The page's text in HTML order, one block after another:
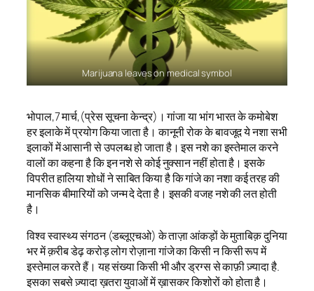
Marijuana leaves on medical symbol
भोपाल,7 मार्च,(प्रेस सूचना केन्द्र)। गांजा या भांग भारत के कमोबेश
हर इलाके में प्रयोग किया जाता है। कानूनी रोक के बावजूद ये नशा सभी
इलाकों में आसानी से उपलब्ध हो जाता है। इस नशे का इस्तेमाल करने
वालों का कहना है कि इन नशे से कोई नुक्सान नहीं होता है। इसके
विपरीत हालिया शोधों ने साबित किया है कि गांजे का नशा कई तरह की
मानसिक बीमारियों को जन्म दे देता है। इसकी वजह नशे की लत होती
है।
विश्व स्वास्थ्य संगठन (डब्लूएचओ) के ताज़ा आंकड़ों के मुताबिक़ दुनिया
भर में क़रीब डेढ़ करोड़ लोग रोज़ाना गांजे का किसी न किसी रूप में
इस्तेमाल करते हैं। यह संख्या किसी भी और ड्रग्स से काफ़ी ज़्यादा है.
इसका सबसे ज़्यादा ख़तरा युवाओं में ख़ासकर किशोरों को होता है।